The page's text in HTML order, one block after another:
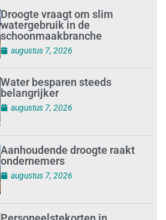
Droogte vraagt om slim
watergebruik in de
schoonmaakbranche
augustus 7, 2026
Water besparen steeds
belangrijker
augustus 7, 2026
Aanhoudende droogte raakt
ondernemers
augustus 7, 2026